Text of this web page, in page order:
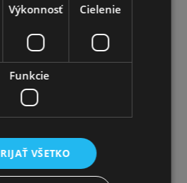
fľaše
na bicykel
bicykel
Výkonnosť Cielenie
Funkcie
VŠETKO